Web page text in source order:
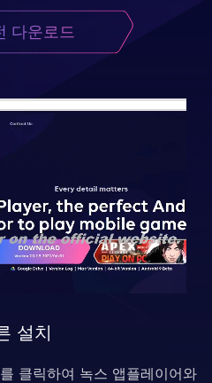
다운로드
설치
클릭하여 녹스 앱플레이어와